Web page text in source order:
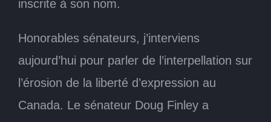
inscrite à son nom.
Honorables sénateurs, j’interviens
aujourd’hui pour parler de l’interpellation sur
l’érosion de la liberté d’expression au
Canada. Le sénateur Doug Finley a